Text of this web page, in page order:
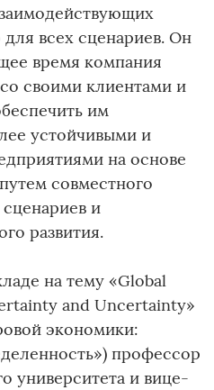
всех сценариев. Он
время компания
своими клиентами и
им
устойчивыми и
на основе
совместного
и
развития.
на тему «Global
and Uncertainty»
экономики:
профессор
университета и вице-